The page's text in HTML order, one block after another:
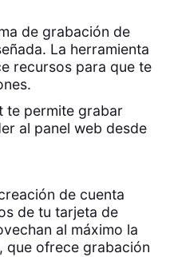
de grabación de
La herramienta
recursos para que te
te permite grabar
al panel web desde
de cuenta
de tu tarjeta de
al máximo la
que ofrece grabación